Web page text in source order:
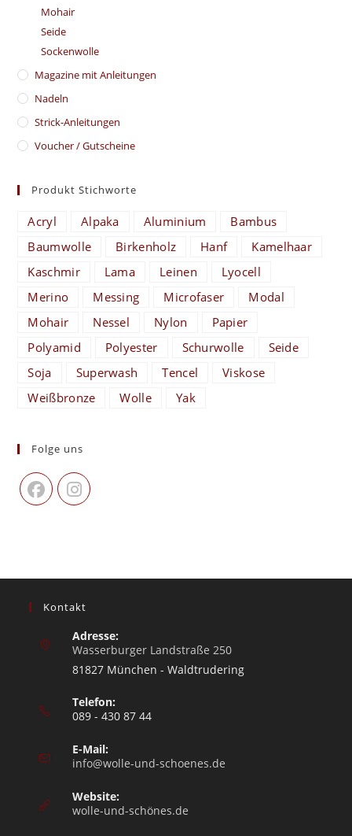
Mohair
Seide
Sockenwolle
Magazine mit Anleitungen
Nadeln
Strick-Anleitungen
Voucher / Gutscheine
Produkt Stichworte
Acryl Alpaka Aluminium
Bambus
Baumwolle
Birkenholz Hanf
Kamelhaar
Kaschmir
Lama Leinen
Lyocell
Merino
Messing Microfaser
Modal
Mohair
Nessel Nylon
Papier
Polyamid
Polyester Schurwolle
Seide
Soja
Superwash Tencel
Viskose
Weißbronze
Wolle Yak
Folge uns
Kontakt
Adresse:
Wasserburger Landstraße 250
81827 München - Waldtrudering
Telefon:
089 - 430 87 44
E-Mail:
info@wolle-und-schoenes.de
Website:
wolle-und-schönes.de